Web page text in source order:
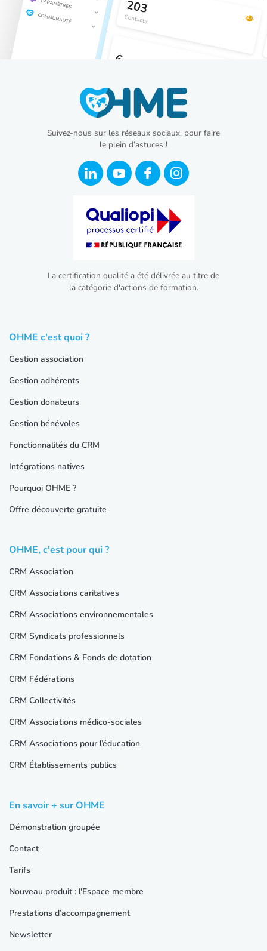
Suivez-nous sur les réseaux sociaux, pour faire
le plein d’astuces !
La certification qualité a été délivrée au titre de
la catégorie d'actions de formation.
OHME c'est quoi ?
Gestion association
Gestion adhérents
Gestion donateurs
Gestion bénévoles
Fonctionnalités du CRM
Intégrations natives
Pourquoi OHME ?
Offre découverte gratuite
OHME, c'est pour qui ?
CRM Association
CRM Associations caritatives
CRM Associations environnementales
CRM Syndicats professionnels
CRM Fondations & Fonds de dotation
CRM Fédérations
CRM Collectivités
CRM Associations médico-sociales
CRM Associations pour l’éducation
CRM Établissements publics
En savoir + sur OHME
Démonstration groupée
Contact
Tarifs
Nouveau produit : l'Espace membre
Prestations d’accompagnement
Newsletter